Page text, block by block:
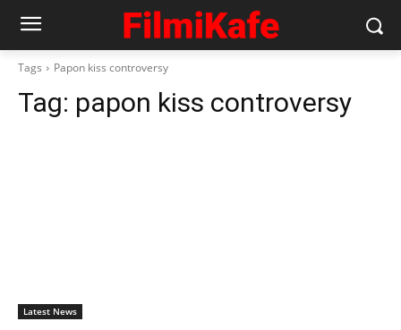
Tags Papon kiss controversy
Tag: papon kiss controversy
Latest News